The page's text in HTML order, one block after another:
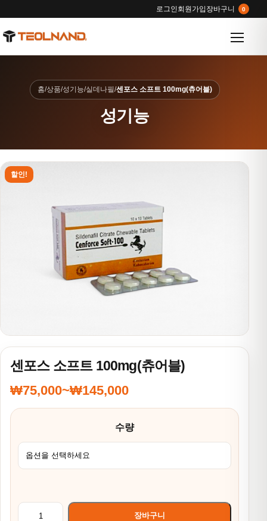
로그인회원가입장바구니 0
홈/상품/성기능/실데나필/센포스 소프트 100mg(츄어블)
성기능
할인!
센포스 소프트 100mg(츄어블)
₩75,000~₩145,000
가격 범위: ₩75,000~₩145,000
수량
센포스 소프트 100mg(츄어블) 수량
장바구니